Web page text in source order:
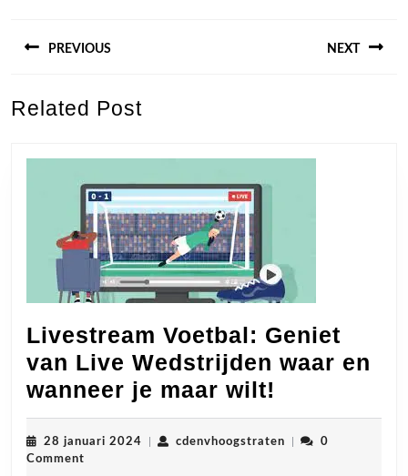
PREVIOUS
post:
NEXT
Related Post
Livestream Voetbal: Geniet
van Live Wedstrijden waar en
wanneer je maar wilt!
Voetbal:
Geniet
28 januari 2024 cdenvhoogstratencdenvhoogstraten
0
Comment